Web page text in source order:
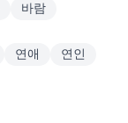
바람
연애
연인